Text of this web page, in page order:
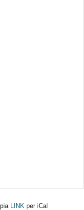
LINK per iCal